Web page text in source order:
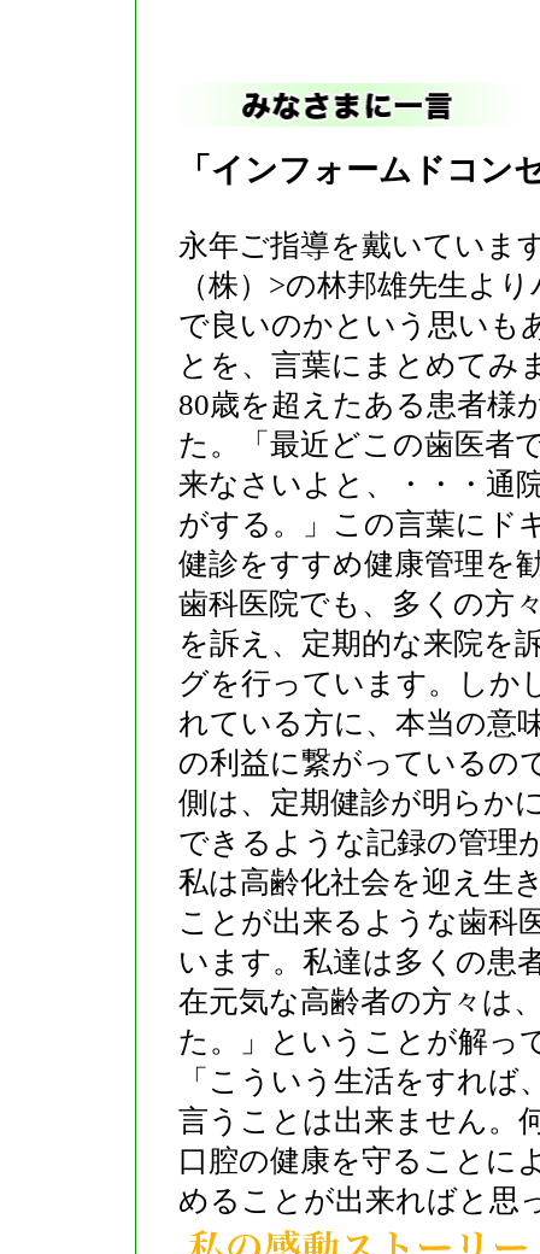
「インフォームドコン
永年ご指導を戴いていま
（株）>の林邦雄先生よ
で良いのかという思いも
とを、言葉にまとめてみ
80歳を超えたある患者様
た。「最近どこの歯医者
来なさいよと、・・・通
がする。」この言葉にド
健診をすすめ健康管理を
歯科医院でも、多くの方
を訴え、定期的な来院を
グを行っています。しか
れている方に、本当の意
の利益に繋がっているの
側は、定期健診が明らか
できるような記録の管理
私は高齢化社会を迎え生
ことが出来るような歯科
います。私達は多くの患
在元気な高齢者の方々は
た。」ということが解っ
「こういう生活をすれ
言うことは出来ません。
口腔の健康を守ることに
めることが出来ればと思